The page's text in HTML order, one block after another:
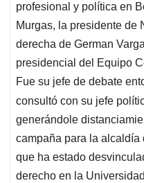
A
p
p
o
o
k
d
I
n
profesional y política en
Murgas, la presidente de
derecha de German
presidencial del Equipo
Fue su jefe de debate
consultó con su jefe
generándole
campaña para la alcaldía
que ha estado
derecho en la